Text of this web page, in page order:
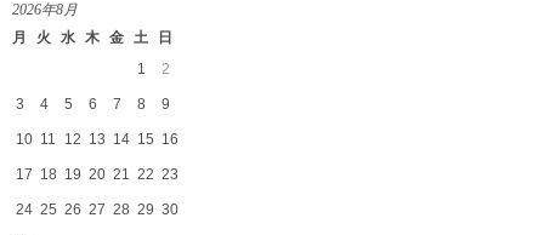
2026年8月
月
火 水 木 金 土
日
1
2
3 4 5 6 7 8 9
10 11 12 13 14 15 16
17 18 19 20 21 22 23
24 25 26 27 28 29 30